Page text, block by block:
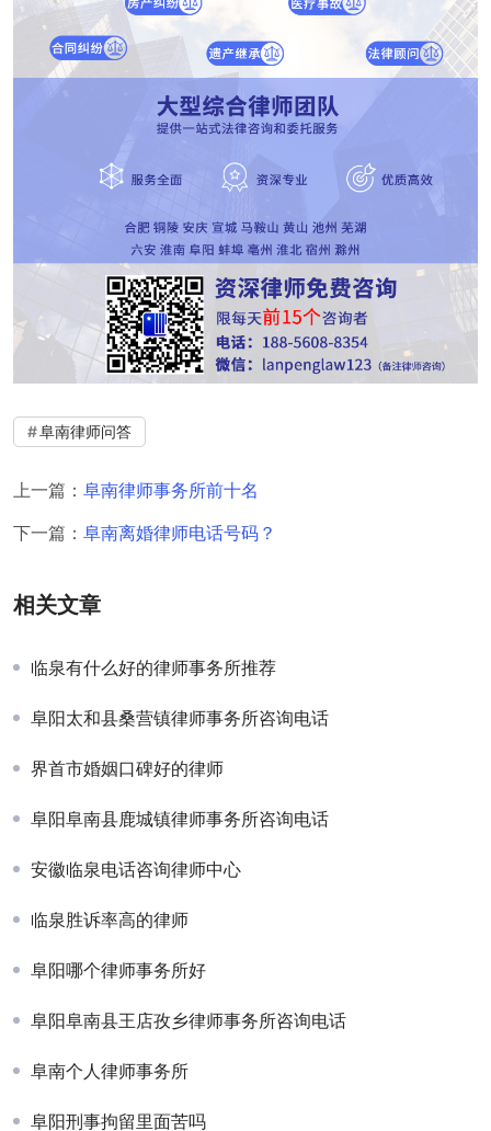
阜南律师问答
上一篇： 阜南律师事务所前十名
下一篇： 阜南离婚律师电话号码？
相关文章
临泉有什么好的律师事务所推荐
阜阳太和县桑营镇律师事务所咨询电话
界首市婚姻口碑好的律师
阜阳阜南县鹿城镇律师事务所咨询电话
安徽临泉电话咨询律师中心
临泉胜诉率高的律师
阜阳哪个律师事务所好
阜阳阜南县王店孜乡律师事务所咨询电话
阜南个人律师事务所
阜阳刑事拘留里面苦吗